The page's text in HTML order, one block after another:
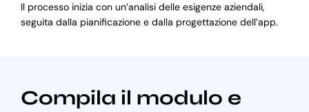
Il processo inizia con un’analisi delle esigenze aziendali,
seguita dalla pianificazione e dalla progettazione dell’app.
Compila il modulo e